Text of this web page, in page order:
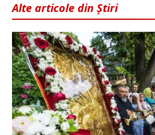
Alte articole din Știri